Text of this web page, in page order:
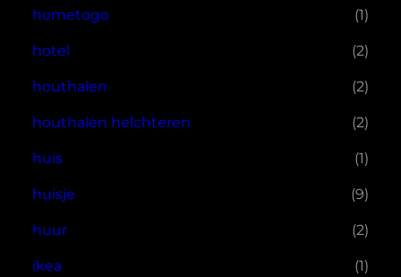
hometogo (1)
hotel (2)
houthalen (2)
houthalen helchteren (2)
huis (1)
huisje (9)
huur (2)
ikea (1)